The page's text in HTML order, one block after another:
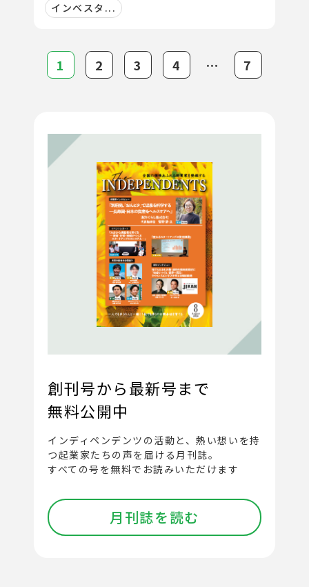
インベスタ...
1 2 3 4 ⋯ 7
創刊号から最新号まで
無料公開中
インディペンデンツの活動と、熱い想いを持
つ起業家たちの声を届ける月刊誌。
すべての号を無料でお読みいただけます
月刊誌を読む